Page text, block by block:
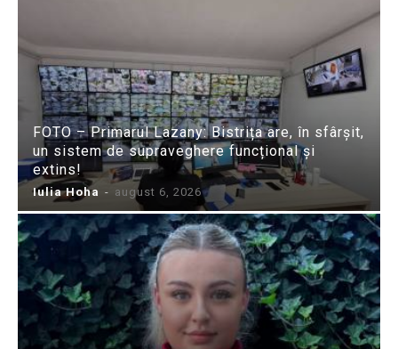
FOTO – Primarul Lazany: Bistrița are, în sfârșit,
un sistem de supraveghere funcțional și
extins!
Iulia Hoha - august 6, 2026